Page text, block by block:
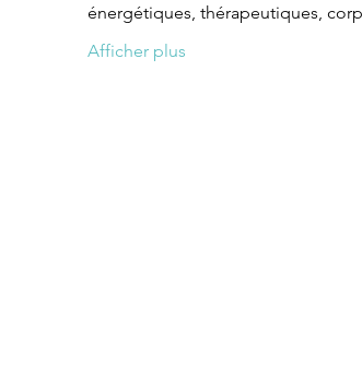
énergétiques, thérapeutiques,
Afficher plus